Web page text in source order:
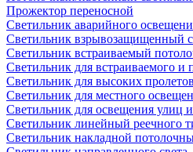
Прожектор переносной
Светильник аварийного
Светильник взрывозащищенный
Светильник встраиваемый
Светильник для встраиваемого и
Светильник для высоких пролетов
Светильник для местного
Светильник для освещения улиц
Светильник линейный реечного
Светильник накладной